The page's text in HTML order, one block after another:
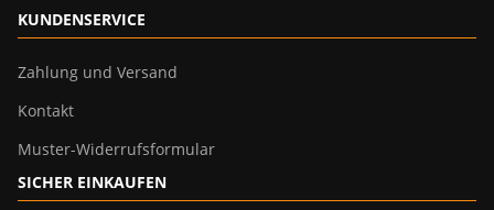
KUNDENSERVICE
Zahlung und Versand
Kontakt
Muster-Widerrufsformular
SICHER EINKAUFEN